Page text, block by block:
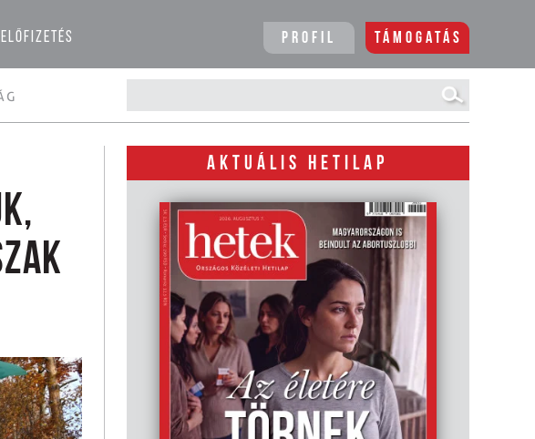
Előfizetés Profil Támogatás
AKTUÁLIS HETILAP